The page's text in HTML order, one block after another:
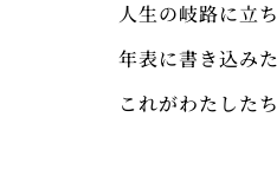
人生の岐路に立
年表に書き込み
これがわたした